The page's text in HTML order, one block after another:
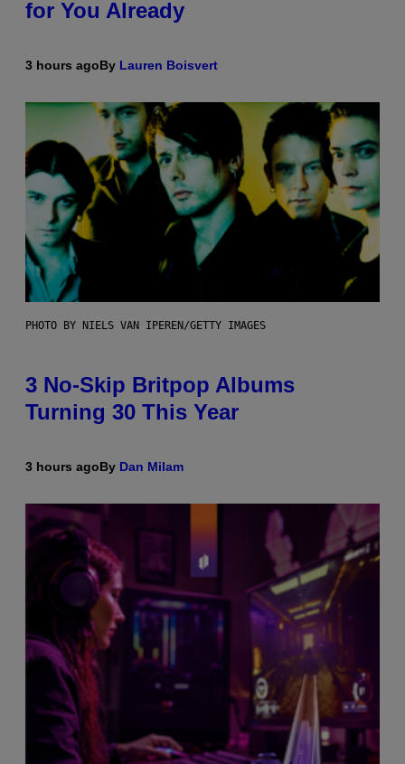
for You Already
3 hours agoBy Lauren Boisvert
PHOTO BY NIELS VAN IPEREN/GETTY IMAGES
3 No-Skip Britpop Albums
Turning 30 This Year
3 hours agoBy Dan Milam